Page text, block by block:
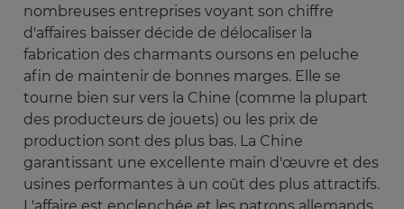
nombreuses entreprises voyant son chiffre
d'affaires baisser décide de délocaliser la
fabrication des charmants oursons en peluche
afin de maintenir de bonnes marges. Elle se
tourne bien sur vers la Chine (comme la plupart
des producteurs de jouets) ou les prix de
production sont des plus bas. La Chine
garantissant une excellente main d'œuvre et des
usines performantes à un coût des plus attractifs.